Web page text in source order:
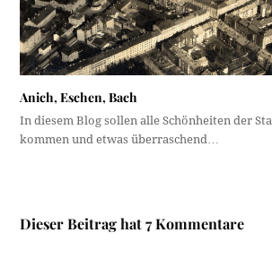
Anich, Eschen, Bach
In diesem Blog sollen alle Schönheiten der
kommen und etwas überraschend…
Dieser Beitrag hat 7 Kommentare